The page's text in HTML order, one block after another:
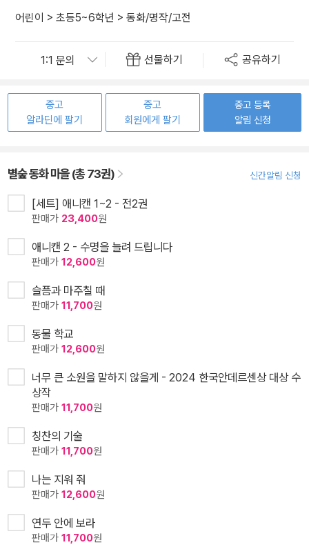
어린이 > 초등5~6학년 > 동화/명작/고전
선물하기 공유하기
중고
알라딘에 팔기
중고
회원에게 팔기
중고 등록
알림 신청
별숲 동화 마을 (총 73권) 신간알림 신청
[세트] 애니캔 1~2 - 전2권
판매가 23,400원
애니캔 2 - 수명을 늘려 드립니다
판매가 12,600원
슬픔과 마주칠 때
판매가 11,700원
동물 학교
판매가 12,600원
너무 큰 소원을 말하지 않을게 - 2024 한국안데르센상 대상 수
상작
판매가 11,700원
칭찬의 기술
판매가 11,700원
나는 지워 줘
판매가 12,600원
연두 안에 보라
판매가 11,700원